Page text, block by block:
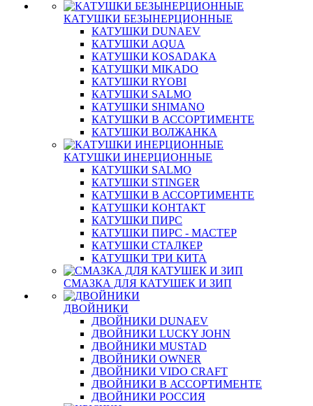
КАТУШКИ БЕЗЫНЕРЦИОННЫЕ
КАТУШКИ DUNAEV
КАТУШКИ AQUA
КАТУШКИ KOSADAKA
КАТУШКИ MIKADO
КАТУШКИ RYOBI
КАТУШКИ SALMO
КАТУШКИ SHIMANO
КАТУШКИ В АССОРТИМЕНТЕ
КАТУШКИ ВОЛЖАНКА
КАТУШКИ ИНЕРЦИОННЫЕ
КАТУШКИ SALMO
КАТУШКИ STINGER
КАТУШКИ В АССОРТИМЕНТЕ
КАТУШКИ КОНТАКТ
КАТУШКИ ПИРС
КАТУШКИ ПИРС - МАСТЕР
КАТУШКИ СТАЛКЕР
КАТУШКИ ТРИ КИТА
СМАЗКА ДЛЯ КАТУШЕК И ЗИП
ДВОЙНИКИ
ДВОЙНИКИ DUNAEV
ДВОЙНИКИ LUCKY JOHN
ДВОЙНИКИ MUSTAD
ДВОЙНИКИ OWNER
ДВОЙНИКИ VIDO CRAFT
ДВОЙНИКИ В АССОРТИМЕНТЕ
ДВОЙНИКИ РОССИЯ